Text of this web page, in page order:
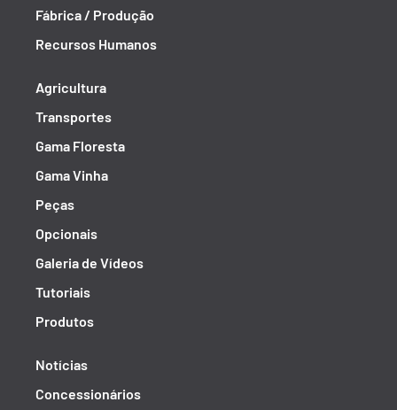
Fábrica / Produção
Recursos Humanos
Agricultura
Transportes
Gama Floresta
Gama Vinha
Peças
Opcionais
Galeria de Vídeos
Tutoriais
Produtos
Notícias
Concessionários